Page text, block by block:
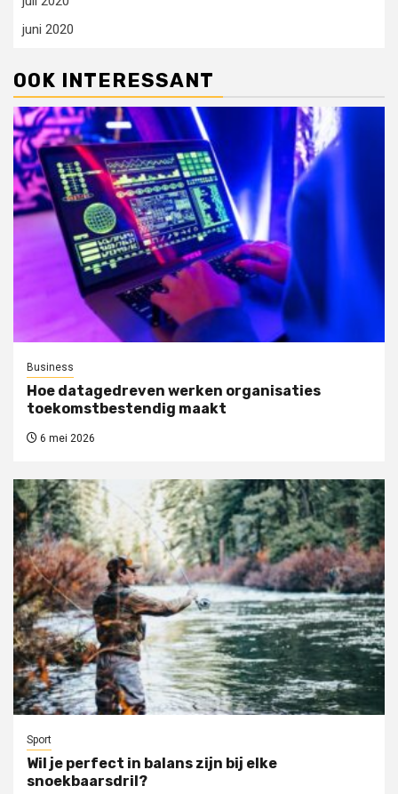
juni 2020
OOK INTERESSANT
Business
Hoe datagedreven werken organisaties
toekomstbestendig maakt
6 mei 2026
Sport
Wil je perfect in balans zijn bij elke
snoekbaarsdril?